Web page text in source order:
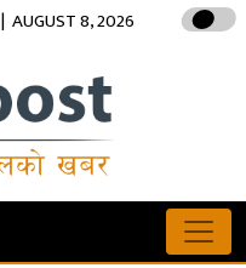
| AUGUST 8, 2026